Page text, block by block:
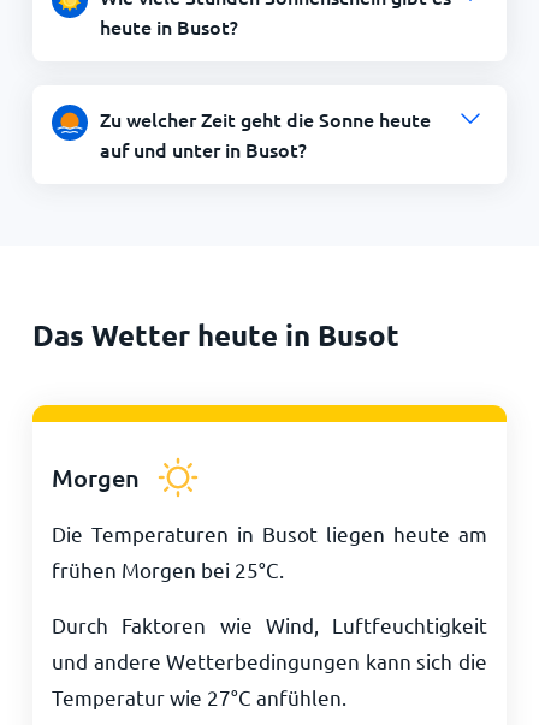
heute in Busot?
Zu welcher Zeit geht die Sonne heute
auf und unter in Busot?
Das Wetter heute in Busot
Morgen
Die Temperaturen in Busot liegen heute am
frühen Morgen bei 25°C
Durch Faktoren wie Wind, Luftfeuchtigkeit
und andere Wetterbedingungen kann sich die
Temperatur wie 27°C anfühlen.